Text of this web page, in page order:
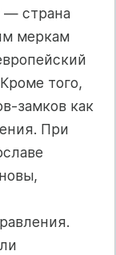
— страна
меркам
того,
замков как
При